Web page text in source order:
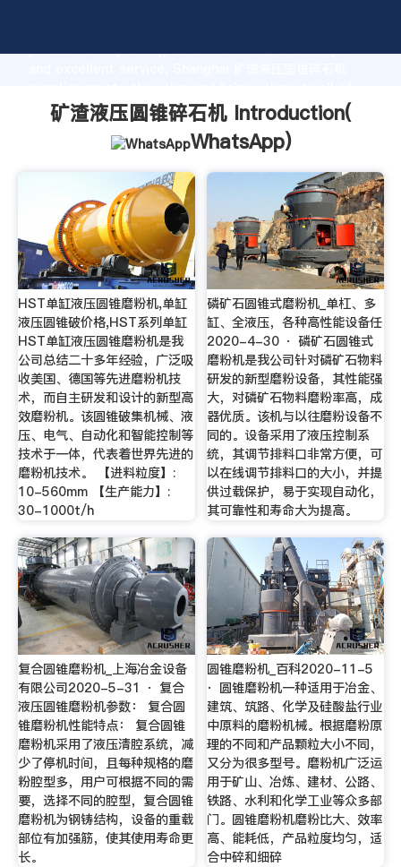
production capability, advanced research strength
customers.
矿渣液压圆锥碎石机 Introduction(
WhatsApp)
HST单缸液压圆锥磨粉机,单缸
液压圆锥破价格,HST系列单缸
HST单缸液压圆锥磨粉机是我
公司总结二十多年经验，广泛吸
收美国、德国等先进磨粉机技
术，而自主研发和设计的新型高
效磨粉机。该圆锥破集机械、液
压、电气、自动化和智能控制等
技术于一体，代表着世界先进的
磨粉机技术。 【进料粒度】:
10-560mm 【生产能力】:
30-1000t/h
磷矿石圆锥式磨粉机_单杠、多
缸、全液压，各种高性能设备任
2020-4-30 · 磷矿石圆锥式
磨粉机是我公司针对磷矿石物料
研发的新型磨粉设备，其性能强
大，对磷矿石物料磨粉率高，成
器优质。该机与以往磨粉设备不
同的。设备采用了液压控制系
统，其调节排料口非常方便，可
以在线调节排料口的大小，并提
供过载保护，易于实现自动化，
其可靠性和寿命大为提高。
复合圆锥磨粉机_上海冶金设备
有限公司2020-5-31 · 复合
液压圆锥磨粉机参数： 复合圆
锥磨粉机性能特点： 复合圆锥
磨粉机采用了液压清腔系统，减
少了停机时间，且每种规格的磨
粉腔型多，用户可根据不同的需
要，选择不同的腔型，复合圆锥
磨粉机为钢铸结构，设备的重载
部位有加强筋，使其使用寿命更
长。
圆锥磨粉机_百科2020-11-5
· 圆锥磨粉机一种适用于冶金、
建筑、筑路、化学及硅酸盐行业
中原料的磨粉机械。根据磨粉原
理的不同和产品颗粒大小不同，
又分为很多型号。磨粉机广泛运
用于矿山、冶炼、建材、公路、
铁路、水利和化学工业等众多部
门。圆锥磨粉机磨粉比大、效率
高、能耗低，产品粒度均匀，适
合中碎和细碎